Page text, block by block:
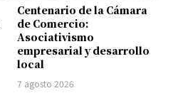
Centenario de la Cámara
de Comercio:
Asociativismo
empresarial y desarrollo
local
7 agosto 2026